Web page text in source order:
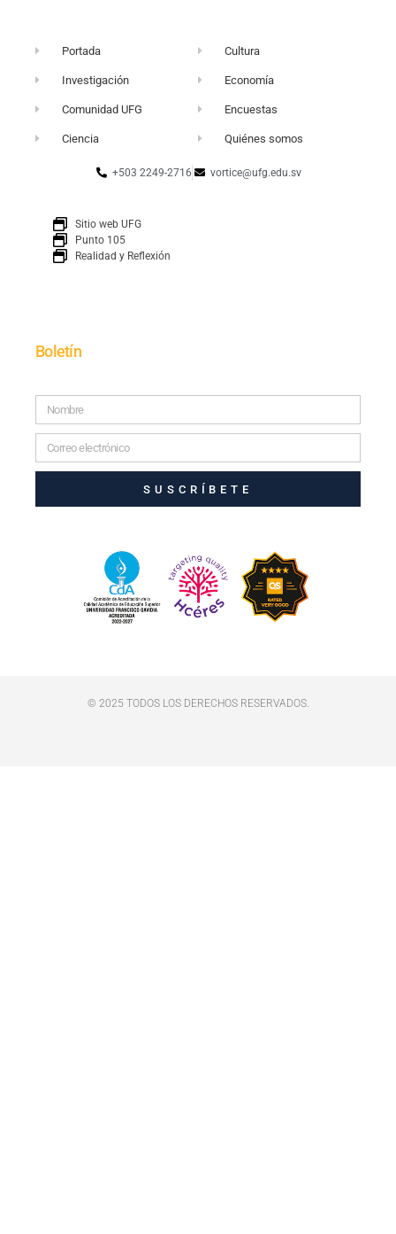
Portada
Investigación
Comunidad UFG
Ciencia
Cultura
Economía
Encuestas
Quiénes somos
+503 2249-2716 vortice@ufg.edu.sv
Sitio web UFG
Punto 105
Realidad y Reflexión
Boletín
SUSCRÍBETE
© 2025 TODOS LOS DERECHOS RESERVADOS.